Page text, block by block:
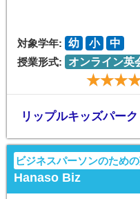
対象学年: 幼 小
中
授業形式:
オンライン英
リップルキッズパーク
ビジネスパーソンのため
Hanaso Biz